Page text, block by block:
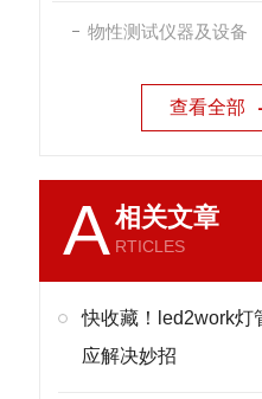
物性测试仪器及设备
查看全部
A相关文章
RTICLES
快收藏！led2work灯
应解决妙招